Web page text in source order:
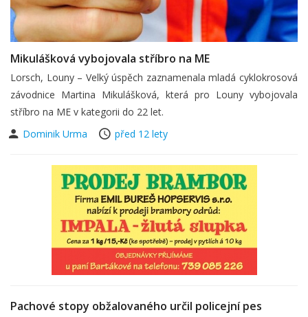
Mikulášková vybojovala stříbro na ME
Lorsch, Louny – Velký úspěch zaznamenala mladá cyklokrosová
závodnice Martina Mikulášková, která pro Louny vybojovala
stříbro na ME v kategorii do 22 let.
Dominik Urma
před 12 lety
Pachové stopy obžalovaného určil policejní pes